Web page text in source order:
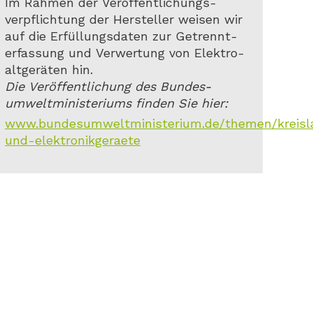
verpflichtung der Hersteller weisen wir
auf die Erfüllungsdaten zur Getrennt-
erfassung und Verwertung von Elektro-
altgeräten hin.
Die Veröffentlichung des Bundes-
umweltministeriums finden Sie hier:
www.bundesumweltministerium.de/themen/
und-elektronikgeraete